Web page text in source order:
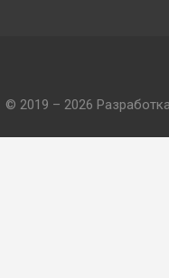
© 2019 – 2026